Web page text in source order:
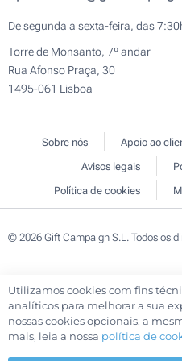
De segunda a sexta-feira, das
Torre de Monsanto, 7º andar
Rua Afonso Praça, 30
1495-061 Lisboa
Sobre nós Apoio ao
Avisos legais
Política de cookies
© 2026 Gift Campaign S.L. Todos os
Utilizamos cookies com fins
analíticos para melhorar a sua
nossas cookies opcionais, a
mais, leia a nossa política de